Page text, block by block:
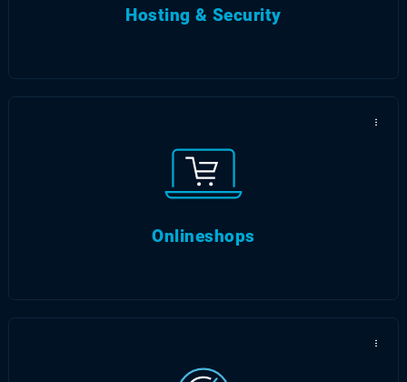
Hosting & Security
Onlineshops
...
...
Wir helfen Ihnen bei der OnPage- und